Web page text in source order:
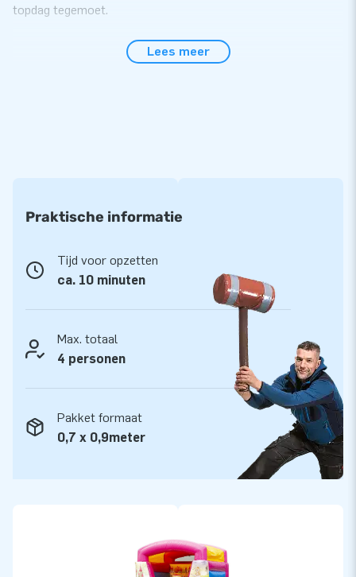
topdag tegemoet.
Kwaliteit en garantie
JB kussens zijn op meerdere punten verstevigd en
meervoudig gestikt en zijn gemaakt van sterk, hoge kwaliteit
kleurvast PVC. Ze zijn daardoor duurzaam en eenvoudig
schoon te houden. Het springkasteel wordt tevens door JB
geleverd met 5 jaar garantie. Hierdoor lever jij met dit
product jarenlang optimaal speelplezier.
Koop dit leuke springkasteel en bezorg jouw klanten de dag
van hun leven!
Meer dan 15.000 klanten kozen ook voor JB
JB laat al meer dan 15 jaar mensen wereldwijd een gat in de
van onze professionele service en levering. Zij noemen ons
Lees meer
Praktische informatie
Tijd voor opzetten
ca. 10 minuten
Max. totaal
4 personen
Pakket formaat
0,7 x 0,9meter